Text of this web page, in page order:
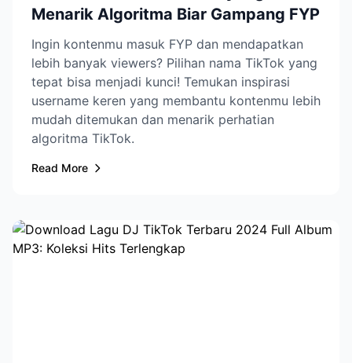
Menarik Algoritma Biar Gampang FYP
Ingin kontenmu masuk FYP dan mendapatkan
lebih banyak viewers? Pilihan nama TikTok yang
tepat bisa menjadi kunci! Temukan inspirasi
username keren yang membantu kontenmu lebih
mudah ditemukan dan menarik perhatian
algoritma TikTok.
Read More